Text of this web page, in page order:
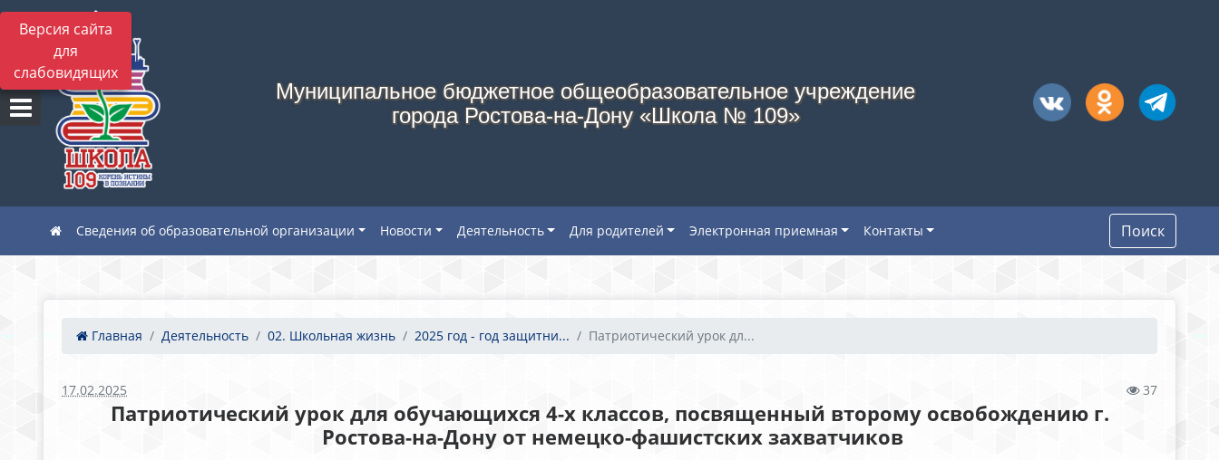
Версия сайта
для
слабовидящих
Муниципальное бюджетное общеобразовательное учреждение
города Ростова-на-Дону «Школа № 109»
Сведения об образовательной организации Новости Деятельность Для родителей Электронная приемная Контакты Поиск
Главная Деятельность 02. Школьная жизнь 2025 год - год защитни... Патриотический урок дл...
17.02.2025 37
Патриотический урок для обучающихся 4-х классов, посвященный второму освобождению г.
Ростова-на-Дону от немецко-фашистских захватчиков